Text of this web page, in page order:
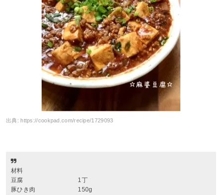
出典: https://cookpad.com/recipe/1729093
材料
豆腐 1丁
豚ひき肉 150g